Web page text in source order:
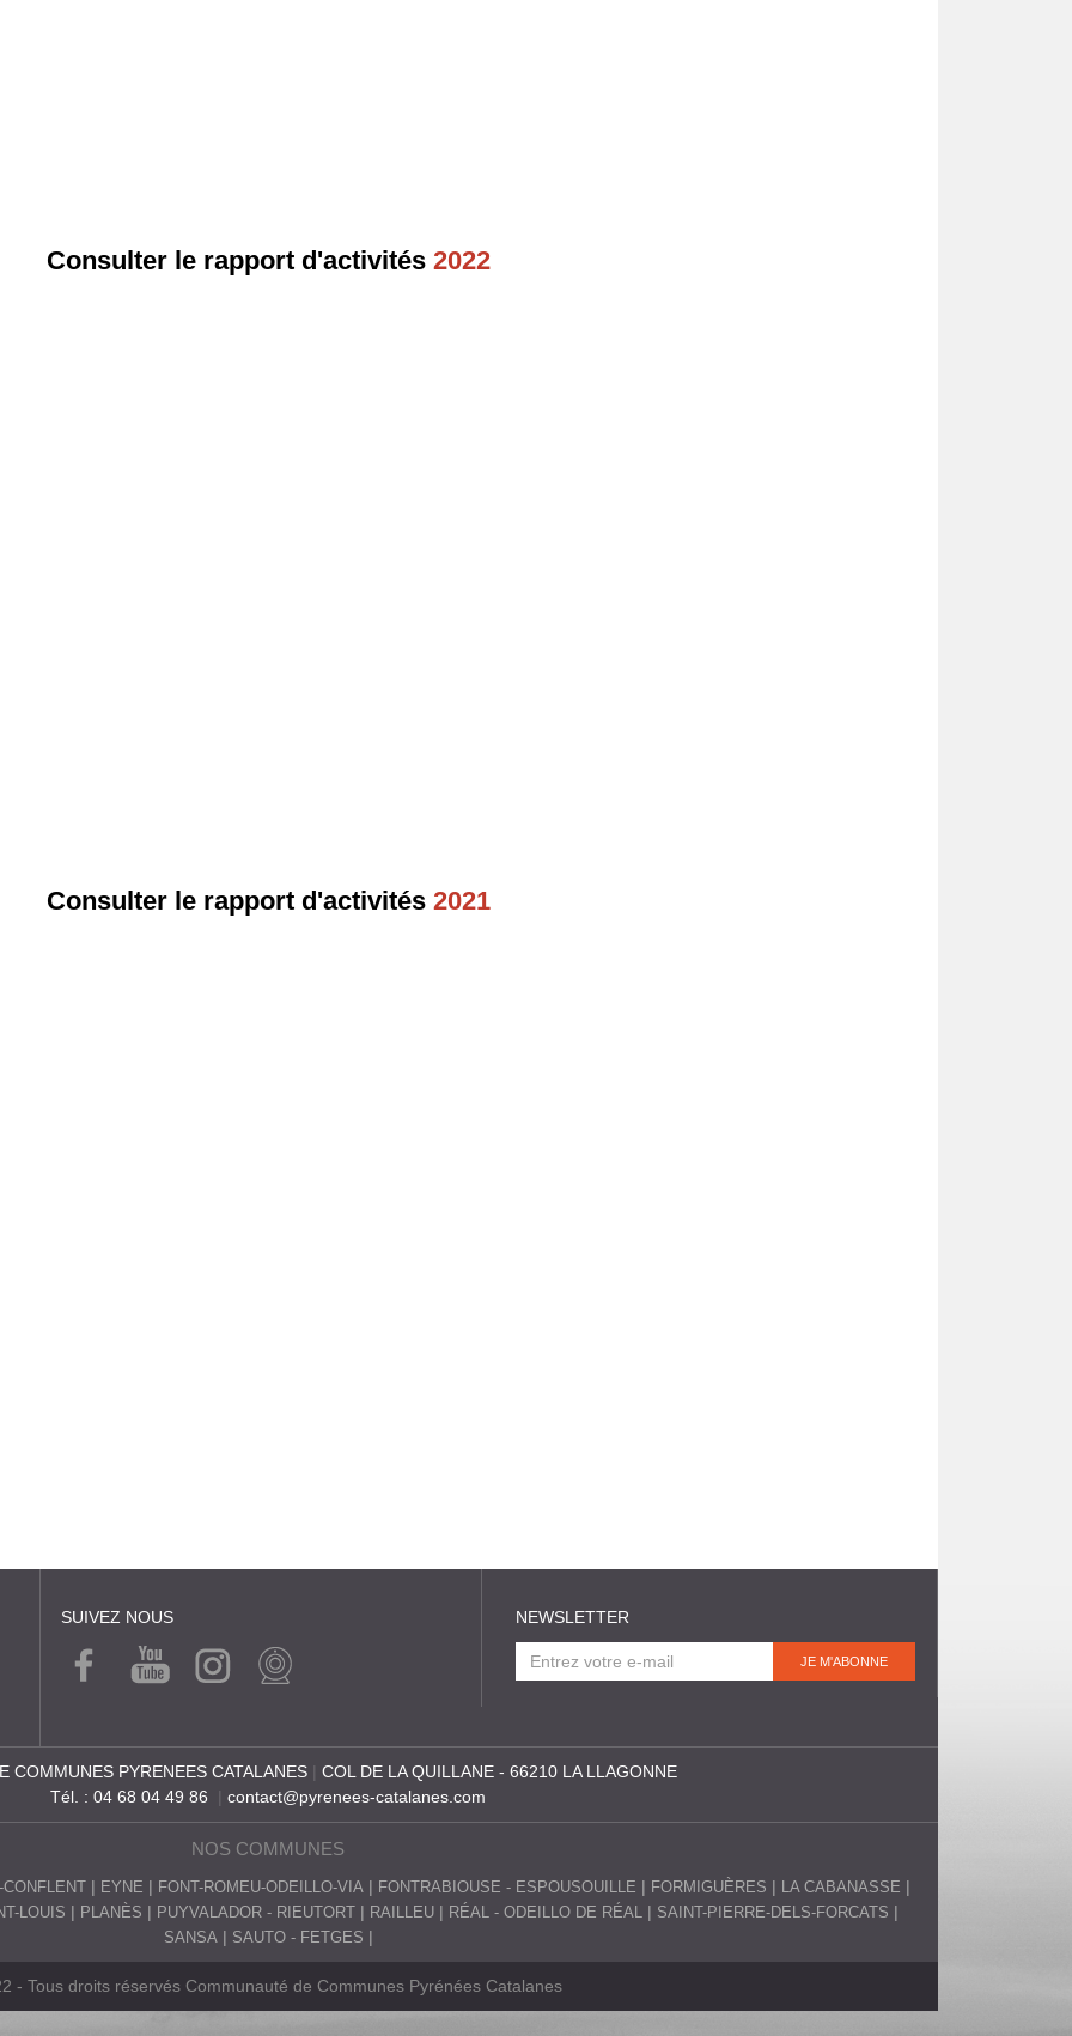
Consulter le rapport d'activités 2022
Consulter le rapport d'activités 2021
SUIVEZ NOUS
FACE
BOOK
YOUT
UBE
INSTA
GRA
WEB
CAM
NEWSLETTER
COMMUNES PYRENEES CATALANES | COL DE LA QUILLANE - 66210 LA LLAGONNE
Tél. : 04 68 04 49 86 | contact@pyrenees-catalanes.com
NOS COMMUNES
EYNE FONT-ROMEU-ODEILLO-VIA FONTRABIOUSE - ESPOUSOUILLE FORMIGUÈRES
LA CABANASSE
LOUIS PLANÈS PUYVALADOR - RIEUTORT RAILLEU RÉAL - ODEILLO DE RÉAL
SAINT-PIERRE-DELS-FORCATS
SANSA
SAUTO - FETGES
- Tous droits réservés Communauté de Communes Pyrénées Catalanes